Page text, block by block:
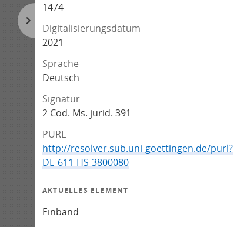
1474
Digitalisierungsdatum
2021
Sprache
Deutsch
Signatur
2 Cod. Ms. jurid. 391
PURL
http://resolver.sub.uni-goettingen.de/purl?
DE-611-HS-3800080
AKTUELLES ELEMENT
Einband